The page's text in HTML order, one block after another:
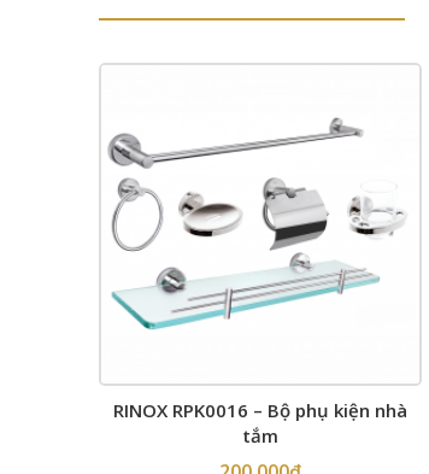
RINOX RPK0016 – Bộ phụ kiện nhà
tắm